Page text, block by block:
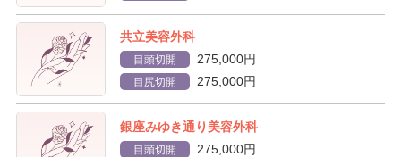
共立美容外科
目頭切開 275,000円
目尻切開 275,000円
銀座みゆき通り美容外科
目頭切開 275,000円